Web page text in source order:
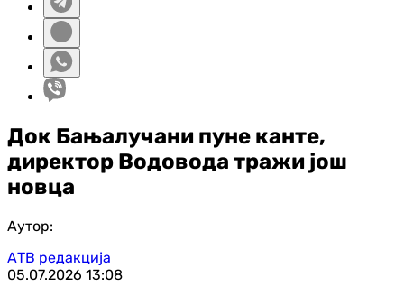
Док Бањалучани пуне канте,
директор Водовода тражи још
новца
Аутор:
АТВ редакција
05.07.2026 13:08